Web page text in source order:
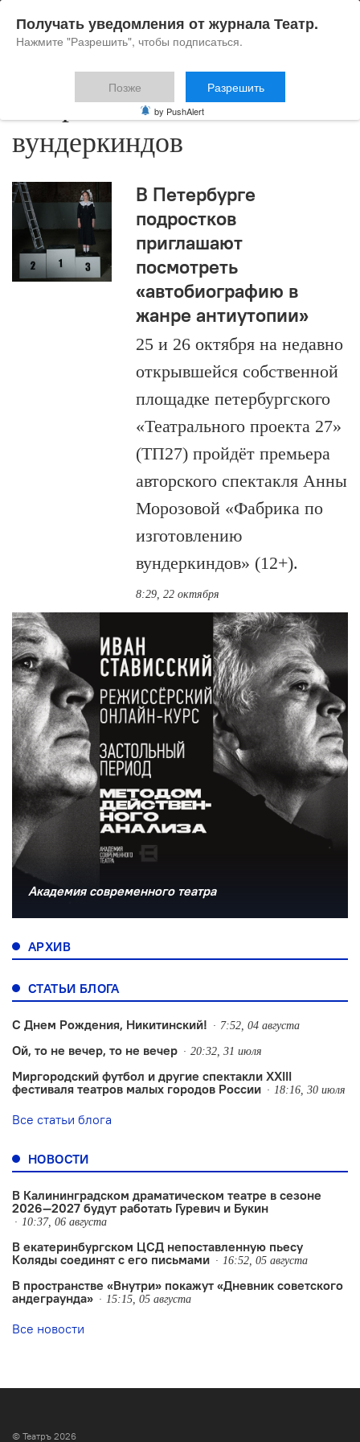
Фабрика по изготовлению
вундеркиндов
В Петербурге
подростков
приглашают
посмотреть
«автобиографию в
жанре антиутопии»
25 и 26 октября на недавно
открывшейся собственной
площадке петербургского
«Театрального проекта 27»
(ТП27) пройдёт премьера
авторского спектакля Анны
Морозовой «Фабрика по
изготовлению
вундеркиндов» (12+).
8:29, 22 октября
Академия современного театра
АРХИВ
СТАТЬИ БЛОГА
С Днем Рождения, Никитинский! 7:52, 04 августа
Ой, то не вечер, то не вечер 20:32, 31 июля
Миргородский футбол и другие спектакли XXIII
фестиваля театров малых городов России
18:16, 30 июля
Все статьи блога
НОВОСТИ
В Калининградском драматическом театре в сезоне
2026—2027 будут работать Гуревич и Букин
10:37, 06 августа
В екатеринбургском ЦСД непоставленную пьесу
Коляды соединят с его письмами
16:52, 05 августа
В пространстве «Внутри» покажут «Дневник советского
андеграунда»
15:15, 05 августа
Все новости
© Театръ 2026
Получать уведомления от журнала Театр.
Нажмите "Разрешить", чтобы подписаться.
Позже Разрешить
by PushAlert